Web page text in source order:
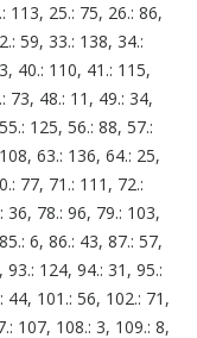
113, 25.: 75, 26.: 86,
59, 33.: 138, 34.:
40.: 110, 41.: 115,
73, 48.: 11, 49.: 34,
125, 56.: 88, 57.:
63.: 136, 64.: 25,
77, 71.: 111, 72.:
36, 78.: 96, 79.: 103,
6, 86.: 43, 87.: 57,
124, 94.: 31, 95.:
44, 101.: 56, 102.: 71,
107, 108.: 3, 109.: 8,